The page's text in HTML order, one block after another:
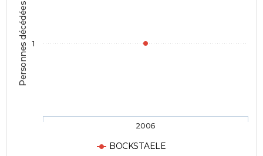
Personnes décédées
BOCKSTAELE
2006
1